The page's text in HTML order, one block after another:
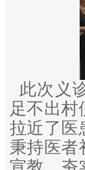
此次义
足不出村
拉近了医
秉持医者